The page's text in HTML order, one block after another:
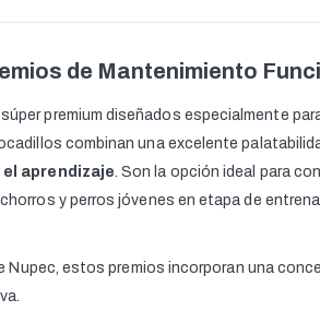
de Mantenimiento
premium diseñados especialmente
combinan una excelente
aprendizaje. Son la opción ideal para
y perros jóvenes en etapa de
Nupec, estos premios incorporan una